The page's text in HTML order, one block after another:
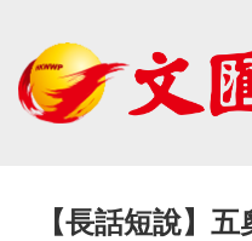
【長話短說】